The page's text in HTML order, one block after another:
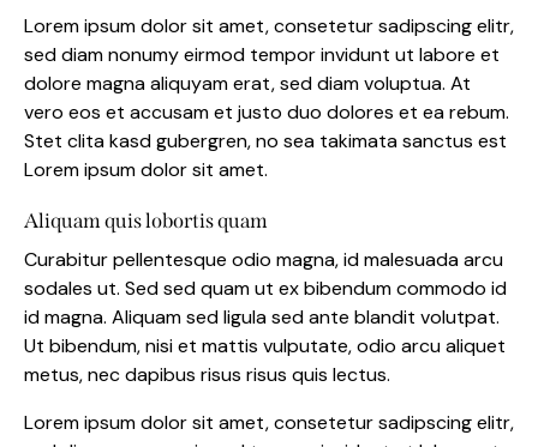
Lorem ipsum dolor sit amet, consetetur sadipscing elitr,
sed diam nonumy eirmod tempor invidunt ut labore et
dolore magna aliquyam erat, sed diam voluptua. At
vero eos et accusam et justo duo dolores et ea rebum.
Stet clita kasd gubergren, no sea takimata sanctus est
Lorem ipsum dolor sit amet.
Aliquam quis lobortis quam
Curabitur pellentesque odio magna, id malesuada arcu
sodales ut. Sed sed quam ut ex bibendum commodo id
id magna. Aliquam sed ligula sed ante blandit volutpat.
Ut bibendum, nisi et mattis vulputate, odio arcu aliquet
metus, nec dapibus risus risus quis lectus.
Lorem ipsum dolor sit amet, consetetur sadipscing elitr,